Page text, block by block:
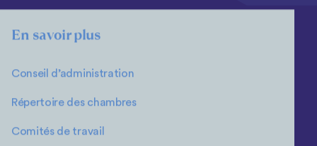
En savoir plus
Conseil d’administration
Répertoire des chambres
Comités de travail